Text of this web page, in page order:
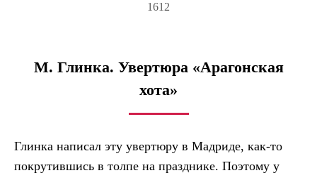
1612
М. Глинка. Увертюра «Арагонская
хота»
Глинка написал эту увертюру в Мадриде, как-то
покрутившись в толпе на празднике. Поэтому у